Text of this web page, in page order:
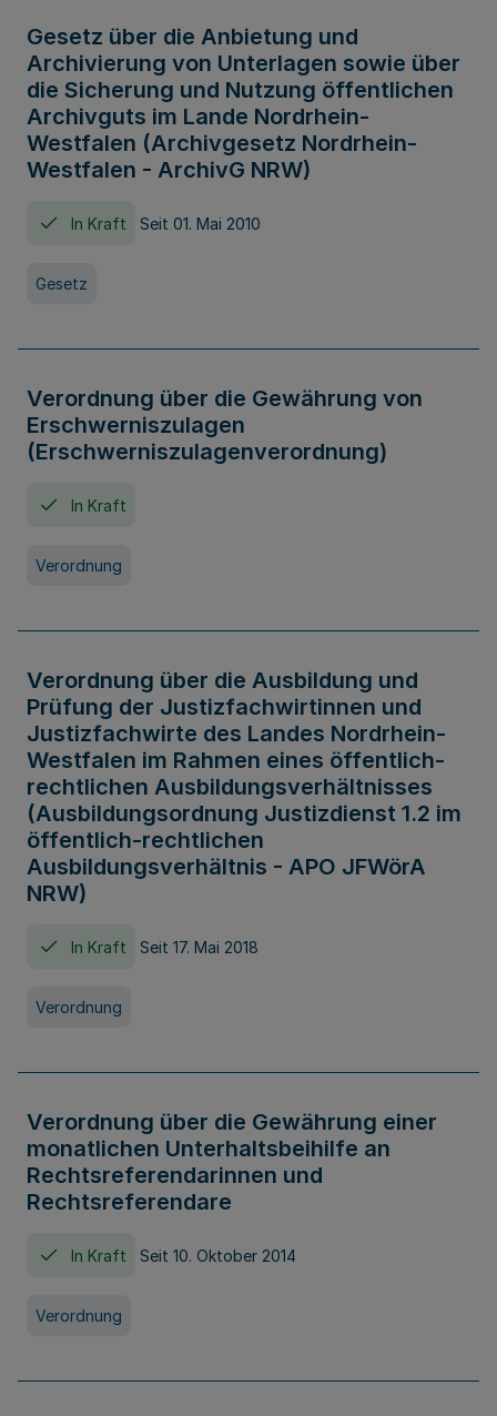
Gesetz über die Anbietung und
Archivierung von Unterlagen sowie über
die Sicherung und Nutzung öffentlichen
Archivguts im Lande Nordrhein-
Westfalen (Archivgesetz Nordrhein-
Westfalen - ArchivG NRW)
In Kraft Seit 01. Mai 2010
Gesetz
Verordnung über die Gewährung von
Erschwerniszulagen
(Erschwerniszulagenverordnung)
In Kraft
Verordnung
Verordnung über die Ausbildung und
Prüfung der Justizfachwirtinnen und
Justizfachwirte des Landes Nordrhein-
Westfalen im Rahmen eines öffentlich-
rechtlichen Ausbildungsverhältnisses
(Ausbildungsordnung Justizdienst 1.2 im
öffentlich-rechtlichen
Ausbildungsverhältnis - APO JFWörA
NRW)
In Kraft Seit 17. Mai 2018
Verordnung
Verordnung über die Gewährung einer
monatlichen Unterhaltsbeihilfe an
Rechtsreferendarinnen und
Rechtsreferendare
In Kraft Seit 10. Oktober 2014
Verordnung